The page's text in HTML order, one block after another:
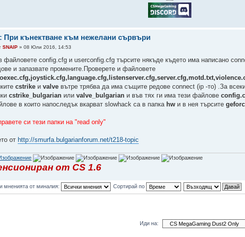
При кънектване към нежелани сървъри
SNAIP » 08 Юли 2016, 14:53
файловете config.cfg и userconfig.cfg търсите някъде където има написано
и запазвате промените.Проверете и файловете
cstrike иvalve вътре трябва да има същите редове connect (ip -то) .За
cstrike_bulgarian илиvalve_bulgarian и във тях ги има тези файлове
в които напоследък вкарват slowhack са в папка hw и в нея търсите
си тези папки на "read only"
от http://smurfa.bulgarianforum.net/t218-topic
от CS 1.6
мненията от миналия: Сортирай по
Иди на: